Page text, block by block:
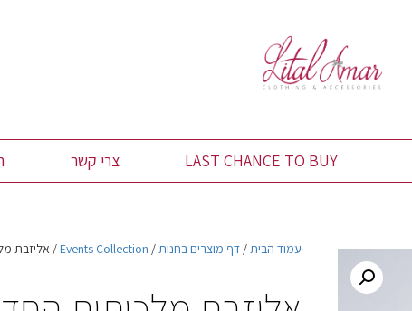
LAST CHANCE TO BUY צרי קשר
עמוד הבית/ דף מוצרים בחנות/
Events Collection / אליזבת